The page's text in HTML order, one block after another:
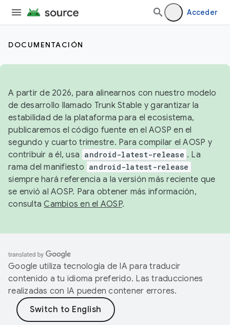
Acceder
DOCUMENTACIÓN
A partir de 2026, para alinearnos con nuestro modelo
de desarrollo llamado Trunk Stable y garantizar la
estabilidad de la plataforma para el ecosistema,
publicaremos el código fuente en el AOSP en el
segundo y cuarto trimestre. Para compilar el AOSP y
contribuir a él, usa android-latest-release . La
rama del manifiesto android-latest-release
siempre hará referencia a la versión más reciente que
se envió al AOSP. Para obtener más información,
consultaCambios en el AOSP.
Google utiliza tecnología de IA para traducir
contenido a tu idioma preferido. Las traducciones
realizadas con IA pueden contener errores.